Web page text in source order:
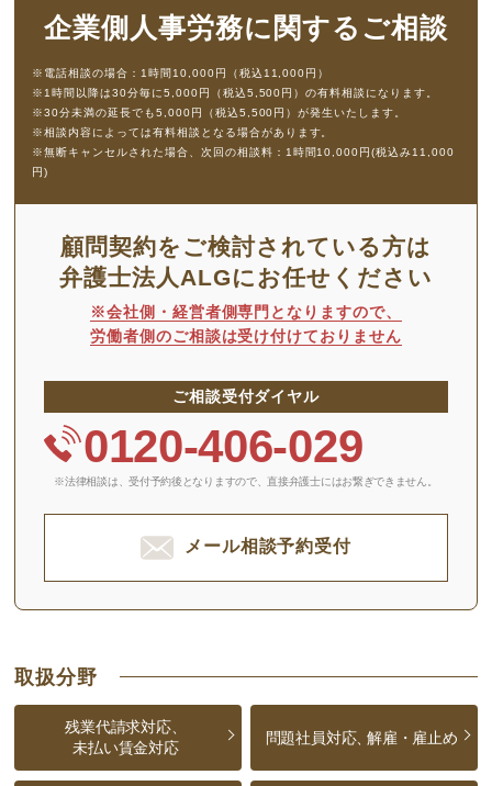
カスタマーハラスメント対応
職場におけるセクシュアルハラスメント対応
職場におけるパワーハラスメント対応－パワハラ防
止法施行を踏まえて－
企業側人事労務に 関するご相談
※電話相談の場合：1時間10,000円（税込11,000円）
※1時間以降は30分毎に5,000円（税込5,500円）の有料相談になります。
※30分未満の延長でも5,000円（税込5,500円）が発生いたします。
※相談内容によっては有料相談となる場合があります。
※無断キャンセルされた場合、次回の相談料：1時間10,000円(税込み11,000
円)
顧問契約をご検討されている方は
弁護士法人ALGにお任せください
※会社側・経営者側専門となりますので、
労働者側のご相談は受け付けておりません
ご相談受付ダイヤル
0120-406-029
※法律相談は、受付予約後となりますので、 直接弁護士にはお繋ぎできません。
メール相談予約受付
取扱分野
残業代請求対応、
未払い賃金対応
問題社員対応、解雇・雇止め